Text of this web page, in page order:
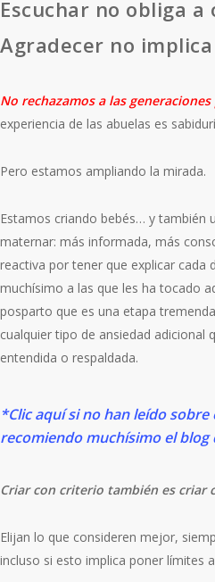
Escuchar no obliga a
Agradecer no
No rechazamos a las generaciones
experiencia de las abuelas es
Pero estamos ampliando la mirada.
Estamos criando bebés… y también
maternar: más informada, más
reactiva por tener que explicar cada
muchísimo a las que les ha tocado
posparto que es una etapa
cualquier tipo de ansiedad adicional
entendida o respaldada.
*Clic aquí si no han leído
recomiendo muchísimo el blog
Criar con criterio también es criar
Elijan lo que consideren mejor,
incluso si esto implica poner límites